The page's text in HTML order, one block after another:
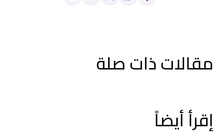
مقالات ذات صلة
إقرأ أيضاً